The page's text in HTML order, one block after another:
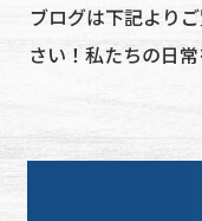
ブログは下記より
さい！私たちの日